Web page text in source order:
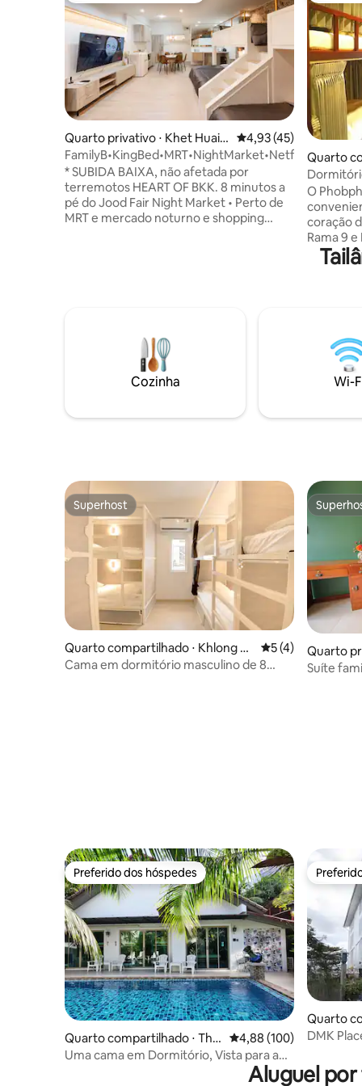
Quarto privativo ⋅ Khet Huai K
hwang
4,93 de uma
4,93 (45)
* SUBIDA BAIXA, não afetada por
terremotos HEART OF BKK. 8 minutos a
pé do Jood Fair Night Market • Perto de
MRT e mercado noturno e shopping
shoppings, comida de rua e mercado
noturno, totalmente equipado com Wi-
Fi, produtos de higiene pessoal,
despensa. Preparando-o para ser seu
Quarto
Daeng
minutos
O
coração
Rama 9
minutos
Phra
Nós
gratuito
tendo
Cozinha Wi-
Superhost
Superhost
Quarto compartilhado ⋅ Khlong To
ei
5 de uma
5 (4)
Cama em dormitório masculino de 8
Quarto
rap
Suíte
Preferido dos hóspedes
Preferido dos hóspedes
Quarto compartilhado ⋅ Thal
ang District
4,88 de uma avaliação
4,88 (100)
Uma cama em Dormitório, Vista para a
Quarto
Don
DMK
Aluguel